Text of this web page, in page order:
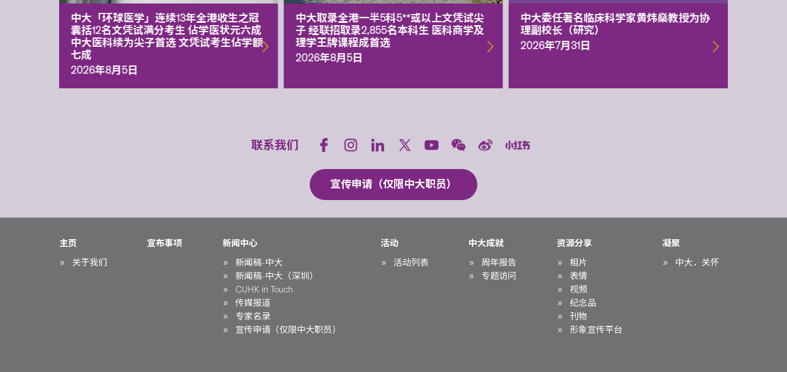
中大「环球医学」连续13年全港收生之冠
囊括12名文凭试满分考生 佔学医状元六成
中大医科续为尖子首选 文凭试考生佔学额
七成
2026年8月5日
中大取录全港一半5科5**或以上文凭试尖
子 经联招取录2,855名本科生 医科商学及
理学王牌课程成首选
2026年8月5日
中大委任著名临床科学家黄炜燊教授为协
理副校长（研究）
2026年7月31日
联系我们
宣传申请（仅限中大职员）
主页
关于我们
宣布事项
新闻中心
新闻稿-中大
新闻稿-中大（深圳）
CUHK in Touch
传媒报道
专家名录
宣传申请（仅限中大职员）
活动
活动列表
中大成就
周年报告
专题访问
资源分享
相片
表情
视频
纪念品
刊物
形象宣传平台
凝聚
中大．关怀